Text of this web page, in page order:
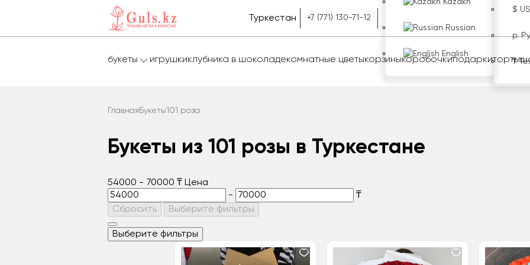
Туркестан +7 (771) 130-71-12
Kazakh
Russian
English
$
р.
₸
букеты игрушкиклубника в шоколадекомнатные цветыкорзиныкоробочкиподаркиторты
Главная Букеты101 роза
Букеты из 101 розы в Туркестане
54000 - 70000 ₸ Цена
-
₸
Сбросить
Выберите фильтры
Выберите фильтры